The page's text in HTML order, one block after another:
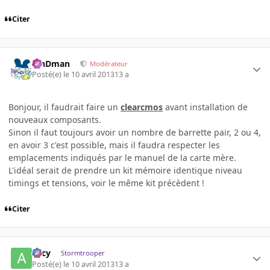
Citer
RinDman Modérateur
Posté(e) le 10 avril 201313 a
Bonjour, il faudrait faire un clearcmos avant installation de
nouveaux composants.
Sinon il faut toujours avoir un nombre de barrette pair, 2 ou 4,
en avoir 3 c'est possible, mais il faudra respecter les
emplacements indiqués par le manuel de la carte mère.
L'idéal serait de prendre un kit mémoire identique niveau
timings et tensions, voir le même kit précèdent !
Citer
Arcy Stormtrooper
Posté(e) le 10 avril 201313 a